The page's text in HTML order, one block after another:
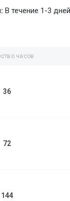
В течение 1-3
часов
36
72
144